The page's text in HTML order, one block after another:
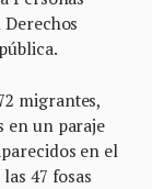
migrantes,
en un paraje
en el
47 fosas